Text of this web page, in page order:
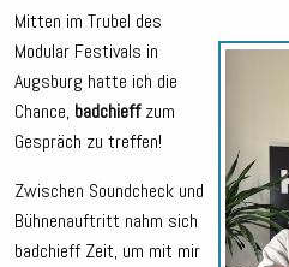
Mitten im Trubel des
Modular Festivals in
Augsburg hatte ich die
Chance, badchieffzum
Gespräch zu treffen!
Zwischen Soundcheck und
Bühnenauftritt nahm sich
badchieff Zeit, um mit mir